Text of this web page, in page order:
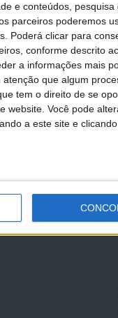
e conteúdos, pesquisa
parceiros poderemos
Poderá clicar para
conforme descrito
a informações mais
atenção que algum
tem o direito de se
website. Você pode
a este site e